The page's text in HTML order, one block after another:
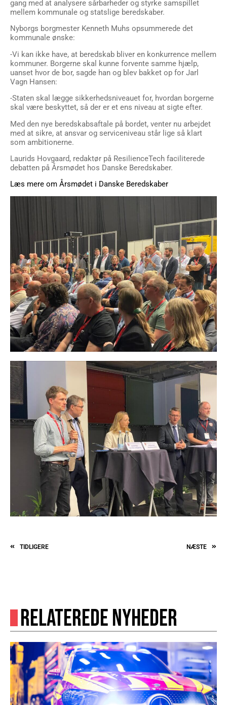
gang med at analysere sårbarheder og styrke samspillet
mellem kommunale og statslige beredskaber.
Nyborgs borgmester Kenneth Muhs opsummerede det
kommunale ønske:
-Vi kan ikke have, at beredskab bliver en konkurrence mellem
kommuner. Borgerne skal kunne forvente samme hjælp,
uanset hvor de bor, sagde han og blev bakket op for Jarl
Vagn Hansen:
-Staten skal lægge sikkerhedsniveauet for, hvordan borgerne
skal være beskyttet, så der er et ens niveau at sigte efter.
Med den nye beredskabsaftale på bordet, venter nu arbejdet
med at sikre, at ansvar og serviceniveau står lige så klart
som ambitionerne.
Laurids Hovgaard, redaktør på ResilienceTech faciliterede
debatten på Årsmødet hos Danske Beredskaber.
Læs mere om Årsmødet i Danske Beredskaber
TIDLIGERE NÆSTE
RELATEREDE NYHEDER